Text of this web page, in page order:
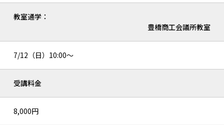
教室通学：
豊橋商工会議所教室
7/12（日）10:00～
受講料金
8,000円